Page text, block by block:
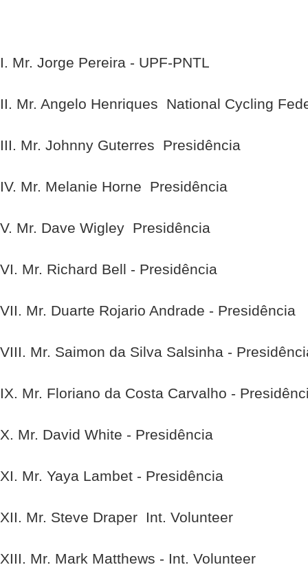
I. Mr. Jorge Pereira - UPF-PNTL
II. Mr. Angelo Henriques  National Cycling
III. Mr. Johnny Guterres  Presidência
IV. Mr. Melanie Horne  Presidência
V. Mr. Dave Wigley  Presidência
VI. Mr. Richard Bell - Presidência
VII. Mr. Duarte Rojario Andrade - Presidência
VIII. Mr. Saimon da Silva Salsinha -
IX. Mr. Floriano da Costa Carvalho -
X. Mr. David White - Presidência
XI. Mr. Yaya Lambet - Presidência
XII. Mr. Steve Draper  Int. Volunteer
XIII. Mr. Mark Matthews - Int. Volunteer